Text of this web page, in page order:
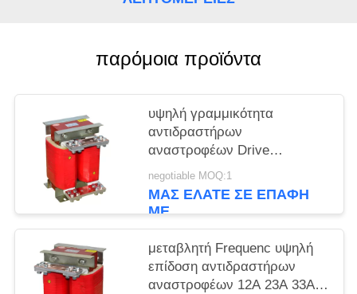
παρόμοια προϊόντα
υψηλή γραμμικότητα
αντιδραστήρων
αναστροφέων Drive
εναλλασσόμενου ρεύματος
65A 78A 95A 115A
negotiable MOQ:1
ΜΑΣ ΕΛΆΤΕ ΣΕ ΕΠΑΦΉ
ΜΕ
μεταβλητή Frequenc υψηλή
επίδοση αντιδραστήρων
αναστροφέων 12A 23A 33A